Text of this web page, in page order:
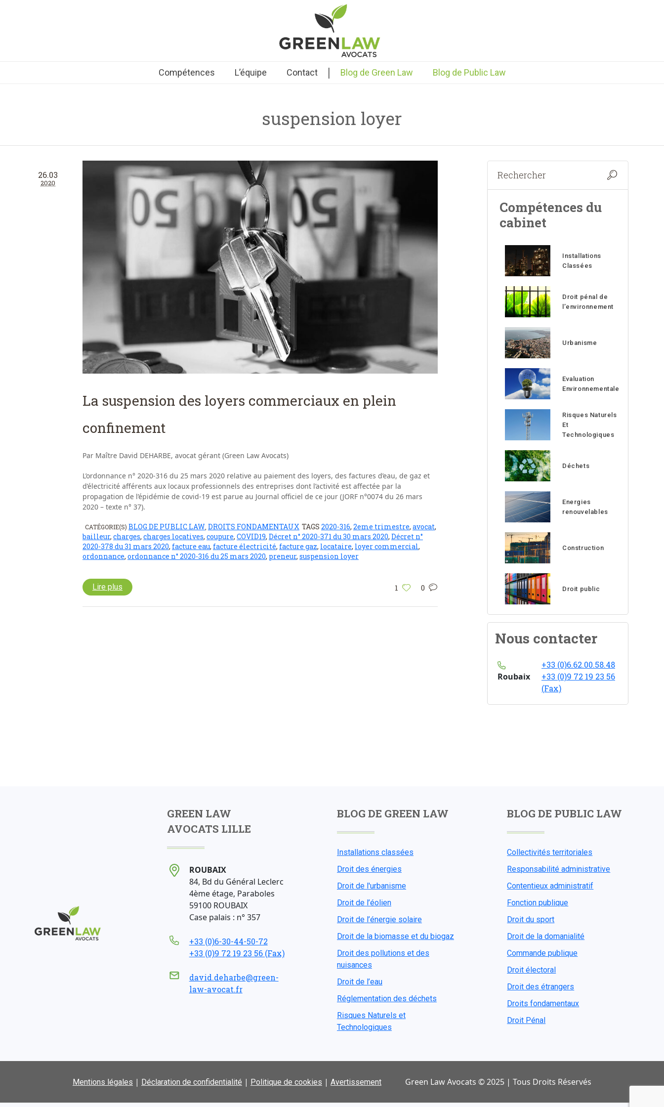
Compétences L’équipe Contact | Blog de Green Law Blog de Public Law
suspension loyer
26.03
2020
La suspension des loyers commerciaux en plein
confinement
Par Maître David DEHARBE, avocat gérant (Green Law Avocats)
L’ordonnance n° 2020-316 du 25 mars 2020 relative au paiement des loyers, des factures d’eau, de gaz et
d’électricité afférents aux locaux professionnels des entreprises dont l’activité est affectée par la
propagation de l’épidémie de covid-19 est parue au Journal officiel de ce jour (JORF n°0074 du 26 mars
2020 – texte n° 37).
CATÉGORIE(S) BLOG DE PUBLIC LAW DROITS FONDAMENTAUX TAGS 2020-316, 2eme trimestre, avocat,
bailleur, charges, charges locatives, coupure, COVID19, Décret n° 2020-371 du 30 mars 2020, Décret n°
2020-378 du 31 mars 2020, facture eau, facture électricité, facture gaz, locataire, loyer commercial,
ordonnance, ordonnance n° 2020-316 du 25 mars 2020, preneur, suspension loyer
1 0
Lire plus
Compétences du
cabinet
Installations
Classées
Droit pénal de
l’environnement
Urbanisme
Evaluation
Environnementale
Risques Naturels
Et
Technologiques
Déchets
Energies
renouvelables
Construction
Droit public
Nous contacter
Roubaix
+33 (0)6.62.00.58.48
+33 (0)9 72 19 23 56
(Fax)
GREEN LAW
AVOCATS LILLE
ROUBAIX
84, Bd du Général Leclerc
4ème étage, Paraboles
59100 ROUBAIX
Case palais : n° 357
+33 (0)6-30-44-50-72
+33 (0)9 72 19 23 56 (Fax)
david.deharbe@green-
law-avocat.fr
BLOG DE GREEN LAW
Installations classées
Droit des énergies
Droit de l'urbanisme
Droit de l’éolien
Droit de l’énergie solaire
Droit de la biomasse et du biogaz
Droit des pollutions et des
nuisances
Droit de l’eau
Réglementation des déchets
Risques Naturels et
Technologiques
BLOG DE PUBLIC LAW
Collectivités territoriales
Responsabilité administrative
Contentieux administratif
Fonction publique
Droit du sport
Droit de la domanialité
Commande publique
Droit électoral
Droit des étrangers
Droits fondamentaux
Droit Pénal
Mentions légales | Déclaration de confidentialité | Politique de cookies | Avertissement Green Law Avocats © 2025 | Tous Droits Réservés